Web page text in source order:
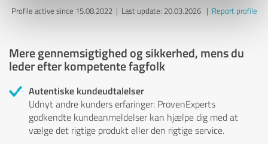
Profile active since 15.08.2022 | Last update: 20.03.2026| Report profile
Mere gennemsigtighed og sikkerhed, mens du
leder efter kompetente fagfolk
Autentiske kundeudtalelser
Udnyt andre kunders erfaringer: ProvenExperts
godkendte kundeanmeldelser kan hjælpe dig med at
vælge det rigtige produkt eller den rigtige service.